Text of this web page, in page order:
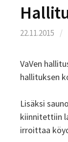
22.11.2015 /
VaVen
hallituksen
Lisäksi
kiinnitettiin
irroittaa